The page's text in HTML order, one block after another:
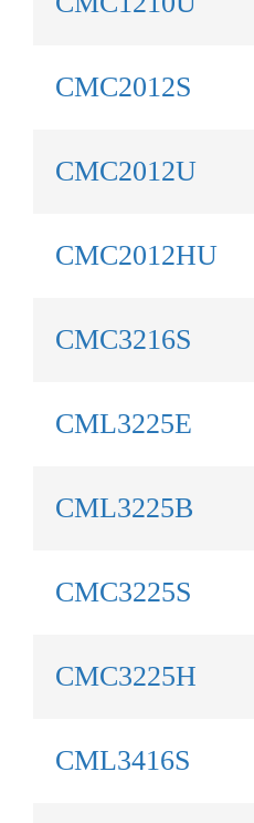
CMC2012S
CMC2012U
CMC2012HU
CMC3216S
CML3225E
CML3225B
CMC3225S
CMC3225H
CML3416S